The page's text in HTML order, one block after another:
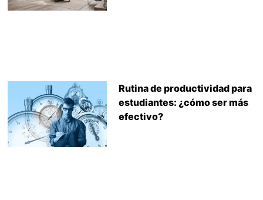
Rutina de productividad para
estudiantes: ¿cómo ser más
efectivo?